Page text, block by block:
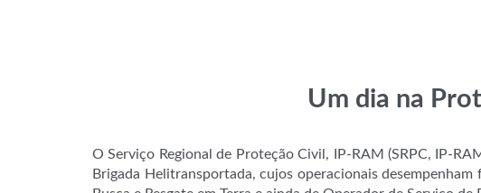
Um dia na
O Serviço Regional de Proteção Civil, IP-RAM (SRPC, IP-
Brigada Helitransportada, cujos operacionais